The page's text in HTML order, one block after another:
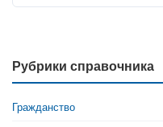
Рубрики справочника
Гражданство